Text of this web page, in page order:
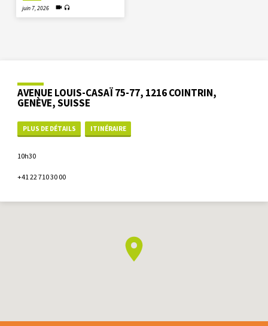
juin 7, 2026
AVENUE LOUIS-CASAÏ 75-77, 1216 COINTRIN,
GENÈVE, SUISSE
PLUS DE DÉTAILS ITINÉRAIRE
10h30
+41 22 710 30 00